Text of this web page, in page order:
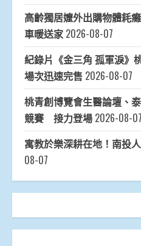
高齡獨居嬤外出購物體耗
車暖送家 2026-08-07
紀錄片《金三角 孤軍淚
場次迅速完售 2026-08-07
桃青創博覽會生醫論壇、
競賽 接力登場 2026-08-07
寓教於樂深耕在地！南投
08-07